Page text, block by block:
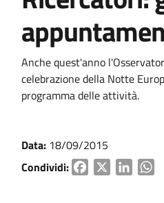
Anche quest'anno
celebrazione della Notte
programma delle attività.
Data: 18/09/2015
Condividi:
Facebook LinkedIn